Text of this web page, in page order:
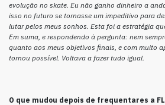
evolução no skate. Eu não ganho dinheiro a
isso no futuro se tornasse um impeditivo para
lutar pelos meus sonhos. Esta foi a estratégia
Em suma, e respondendo à pergunta: nem
quanto aos meus objetivos finais, e com muito
tornou possível. Voltava a fazer tudo igual.
O que mudou depois de frequentares a